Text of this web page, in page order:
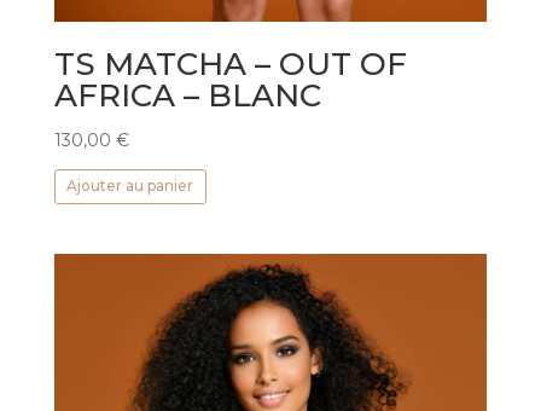
TS MATCHA – OUT OF
AFRICA – BLANC
130,00 €
Ajouter au panier